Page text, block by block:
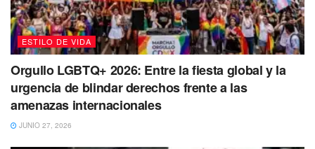
ESTILO DE VIDA
Orgullo LGBTQ+ 2026: Entre la fiesta global y la
urgencia de blindar derechos frente a las
amenazas internacionales
JUNIO 27, 2026